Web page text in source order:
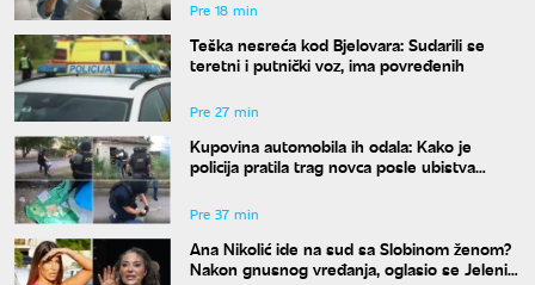
Pre 18 min
Teška nesreća kod Bjelovara: Sudarili se
teretni i putnički voz, ima povređenih
Pre 27 min
Kupovina automobila ih odala: Kako je
policija pratila trag novca posle ubistva
Pre 37 min
Ana Nikolić ide na sud sa Slobinom ženom?
Nakon gnusnog vređanja, oglasio se Jelenin